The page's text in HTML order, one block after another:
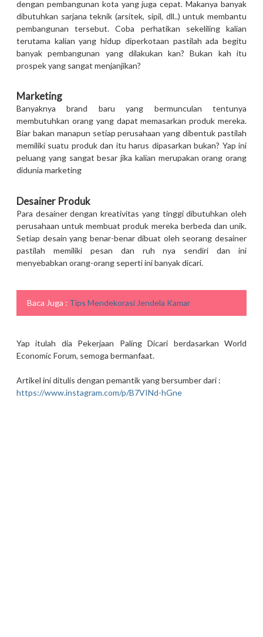
dengan pembangunan kota yang juga cepat. Makanya banyak
dibutuhkan sarjana teknik (arsitek, sipil, dll..) untuk membantu
pembangunan tersebut. Coba perhatikan sekeliling kalian
terutama kalian yang hidup diperkotaan pastilah ada begitu
banyak pembangunan yang dilakukan kan? Bukan kah itu
prospek yang sangat menjanjikan?
Marketing
Banyaknya brand baru yang bermunculan tentunya
membutuhkan orang yang dapat memasarkan produk mereka.
Biar bakan manapun setiap perusahaan yang dibentuk pastilah
memiliki suatu produk dan itu harus dipasarkan bukan? Yap ini
peluang yang sangat besar jika kalian merupakan orang orang
didunia marketing
Desainer Produk
Para desainer dengan kreativitas yang tinggi dibutuhkan oleh
perusahaan untuk membuat produk mereka berbeda dan unik.
Setiap desain yang benar-benar dibuat oleh seorang desainer
pastilah memiliki pesan dan ruh nya sendiri dan ini
menyebabkan orang-orang seperti ini banyak dicari.
Baca Juga : Tips Mendekorasi Jendela Kamar
Yap itulah dia Pekerjaan Paling Dicari berdasarkan World
Economic Forum, semoga bermanfaat.
Artikel ini ditulis dengan pemantik yang bersumber dari :
https://www.instagram.com/p/B7VINd-hGne